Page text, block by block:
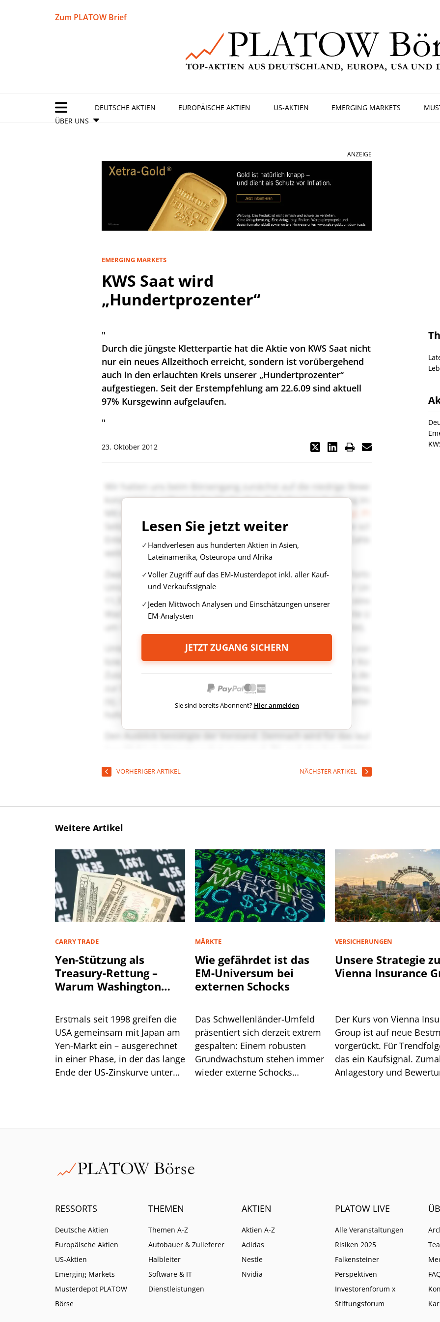
Zum PLATOW Brief
DEUTSCHE AKTIEN EUROPÄISCHE AKTIEN US-AKTIEN EMERGING MARKETS
ÜBER UNS
ANZEIGE
EMERGING MARKETS
KWS Saat wird
„Hundertprozenter“
"
Durch die jüngste Kletterpartie hat die Aktie von KWS Saat nicht
nur ein neues Allzeithoch erreicht, sondern ist vor­übergehend
auch in den erlauchten Kreis unserer „Hundertprozenter“
aufgestiegen. Seit der Erstempfehlung am 22.6.09 sind aktuell
97% Kursgewinn aufgelaufen.
"
23. Oktober 2012
Lesen Sie jetzt weiter
Handverlesen aus hunderten Aktien in Asien,
Lateinamerika, Osteuropa und Afrika
Voller Zugriff auf das EM-Musterdepot inkl. aller Kauf-
und Verkaufssignale
Jeden Mittwoch Analysen und Einschätzungen unserer
EM-Analysten
JETZT ZUGANG SICHERN
Sie sind bereits Abonnent? Hier anmelden
VORHERIGER ARTIKEL NÄCHSTER ARTIKEL
Weitere Artikel
CARRY TRADE
Yen-Stützung als
Treasury-Rettung –
Warum Washington
will
Erstmals seit 1998 greifen die
USA gemeinsam mit Japan am
Yen-Markt ein – ausgerechnet
in einer Phase, in der das lange
Ende der US-Zinskurve unter
MÄRKTE
Wie gefährdet ist das
EM-Universum bei
externen Schocks
Das Schwellenländer-Umfeld
präsentiert sich derzeit extrem
gespalten: Einem robusten
Grundwachstum stehen immer
wieder externe Schocks
VERSICHERUNGEN
Unsere Strategie zu
Vienna Insurance
Der Kurs von Vienna
Group ist auf neue
vorgerückt. Für
das ein Kaufsignal.
Anlagestory und
RESSORTS
Deutsche Aktien
Europäische Aktien
US-Aktien
Emerging Markets
Musterdepot PLATOW
Börse
THEMEN
Themen A-Z
Autobauer & Zulieferer
Halbleiter
Software & IT
Dienstleistungen
AKTIEN
Aktien A-Z
Adidas
Nestle
Nvidia
PLATOW LIVE
Alle Veranstaltungen
Risiken 2025
Falkensteiner
Perspektiven
Investorenforum x
Stiftungsforum